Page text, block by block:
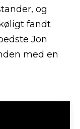
og
fandt
Jon
med en